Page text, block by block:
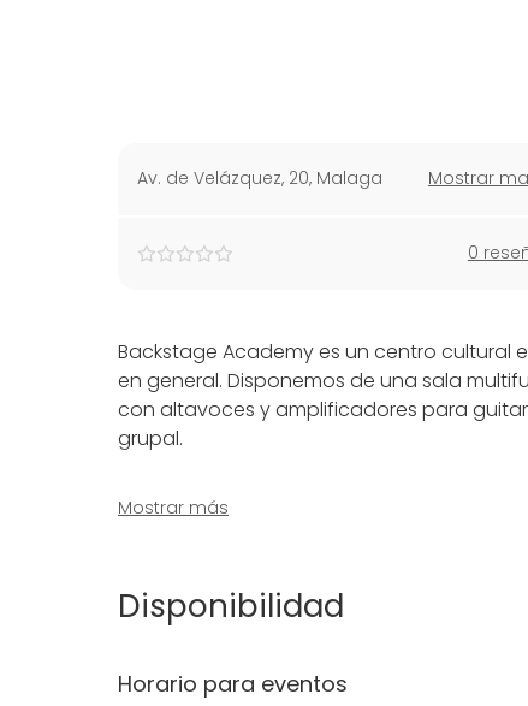
Av. de Velázquez, 20, Malaga Mostrar
0
Backstage Academy es un centro cultural
en general. Disponemos de una sala
con altavoces y amplificadores para
grupal.
También damos clases para aprender a
Alquilamos nuestros espacios para quien
Además ofrecemos un servicio de bar
fuera del horario de apertura.
Mostrar más
Disponibilidad
Horario para eventos